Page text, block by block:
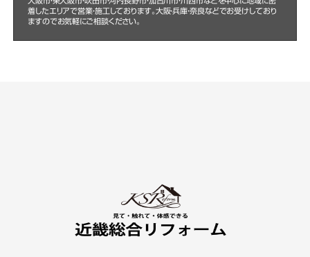
着したエリアで営業・施工しております。大阪・兵庫・奈良などでお受けしており
ますのでお気軽にご相談ください。